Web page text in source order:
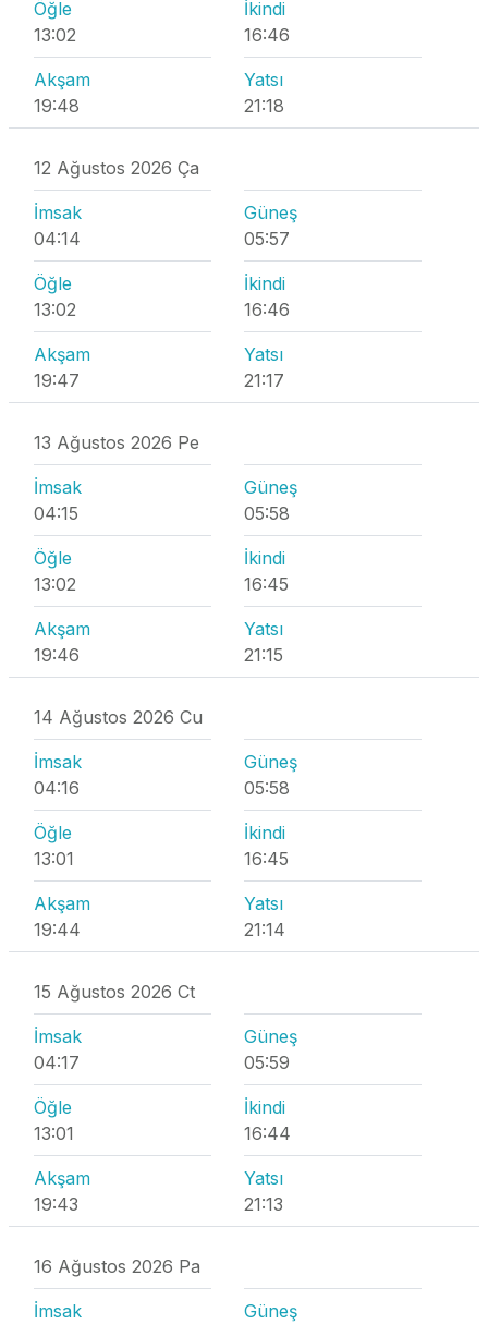
Öğle
13:02
İkindi
16:46
Akşam
19:48
Yatsı
21:18
12 Ağustos 2026 Ça
İmsak
04:14
Güneş
05:57
Öğle
13:02
İkindi
16:46
Akşam
19:47
Yatsı
21:17
13 Ağustos 2026 Pe
İmsak
04:15
Güneş
05:58
Öğle
13:02
İkindi
16:45
Akşam
19:46
Yatsı
21:15
14 Ağustos 2026 Cu
İmsak
04:16
Güneş
05:58
Öğle
13:01
İkindi
16:45
Akşam
19:44
Yatsı
21:14
15 Ağustos 2026 Ct
İmsak
04:17
Güneş
05:59
Öğle
13:01
İkindi
16:44
Akşam
19:43
Yatsı
21:13
16 Ağustos 2026 Pa
İmsak
Güneş